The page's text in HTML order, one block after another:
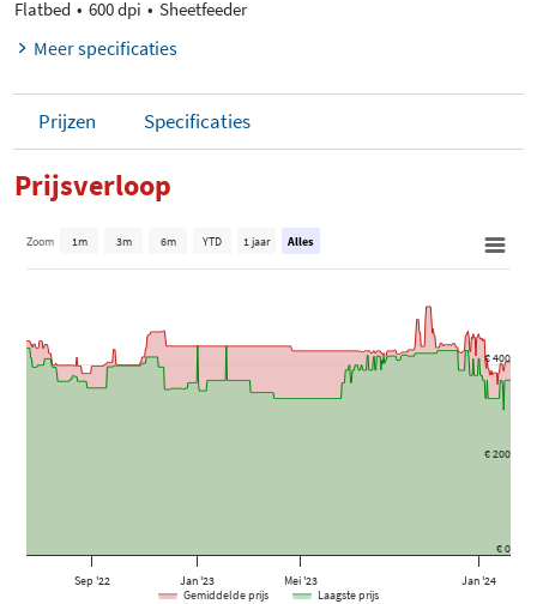
Flatbed 600 dpi Sheetfeeder
Meer specificaties
Prijzen Specificaties
Prijsverloop
Sep '22 Jan '23 Mei '23 Jan '24
€ 0
€ 200
€ 400
Zoom 1m 3m 6m YTD 1 jaar Alles
Gemiddelde prijs Laagste prijs